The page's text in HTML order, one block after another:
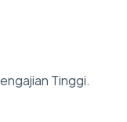
Tinggi.